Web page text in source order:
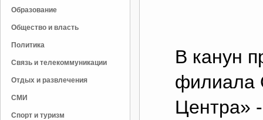
Образование
Общество и власть
Политика
Связь и телекоммуникации
Отдых и развлечения
СМИ
Спорт и туризм
В канун
Центра»